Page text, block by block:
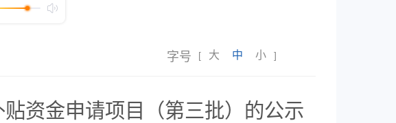
字号 [ 大 中 小 ]
贴资金申请项目 （第三批） 的公示